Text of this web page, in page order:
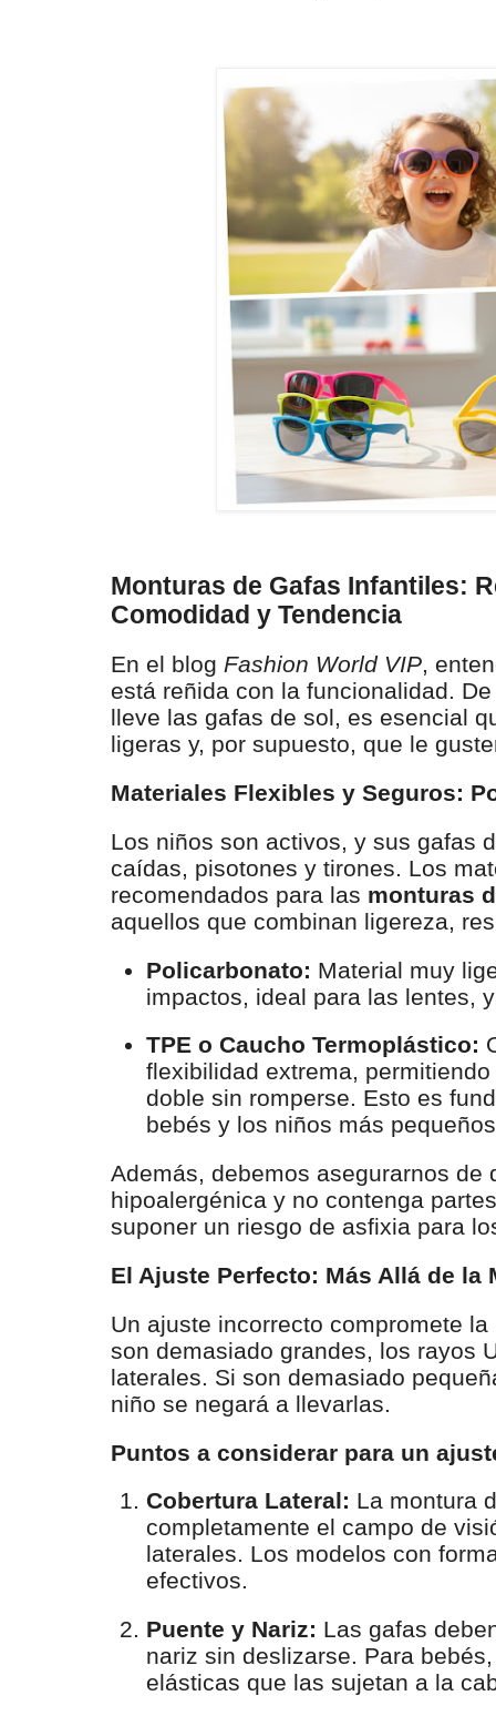
Monturas de Gafas Infantiles:
Comodidad y Tendencia
En el blog Fashion World VIP,
está reñida con la funcionalidad.
lleve las gafas de sol, es esencial
ligeras y, por supuesto, que le
Materiales Flexibles y Seguros:
Los niños son activos, y sus gafas
caídas, pisotones y tirones. Los
recomendados para las monturas
aquellos que combinan ligereza,
Policarbonato: Material muy
impactos, ideal para las lentes,
TPE o Caucho Termoplástico:
flexibilidad extrema,
doble sin romperse. Esto es
bebés y los niños más
Además, debemos asegurarnos de
hipoalergénica y no contenga
suponer un riesgo de asfixia para
El Ajuste Perfecto: Más Allá de la
Un ajuste incorrecto compromete
son demasiado grandes, los rayos
laterales. Si son demasiado
niño se negará a llevarlas.
Puntos a considerar para un
Cobertura Lateral: La montura
completamente el campo de
laterales. Los modelos con
efectivos.
Puente y Nariz: Las gafas
nariz sin deslizarse. Para
elásticas que las sujetan a la